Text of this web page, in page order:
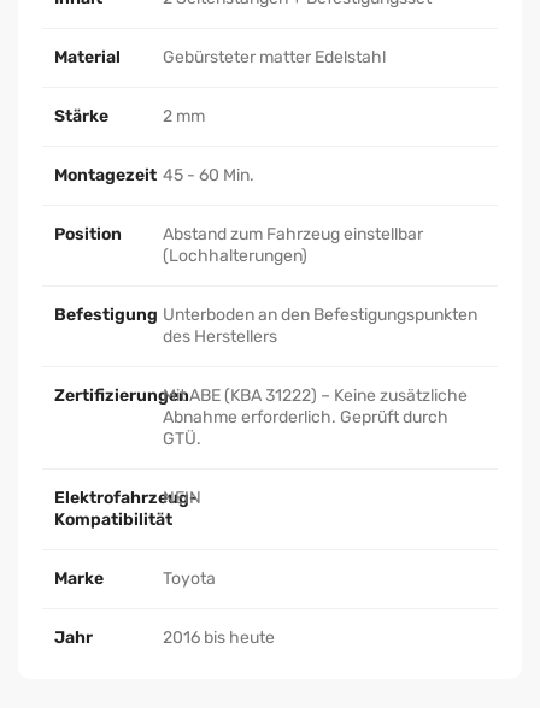
Material Gebürsteter matter Edelstahl
Stärke 2 mm
Montagezeit 45 - 60 Min.
Position
Abstand zum Fahrzeug einstellbar
(Lochhalterungen)
Befestigung Unterboden an den Befestigungspunkten
des Herstellers
ZertifizierungenMit ABE (KBA 31222) – Keine zusätzliche
Abnahme erforderlich. Geprüft durch
GTÜ.
Elektrofahrzeug-
Kompatibilität
NEIN
Marke Toyota
Jahr 2016 bis heute